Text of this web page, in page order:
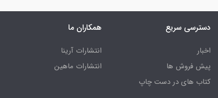
دسترسی سریع
اخبار
پیش فروش ها
کتاب های در دست چاپ
همکاران ما
انتشارات آرینا
انتشارات ماهین